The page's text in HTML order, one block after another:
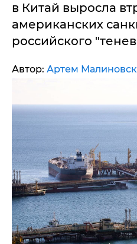
в Китай выросла
американских
российского
Автор: Артем